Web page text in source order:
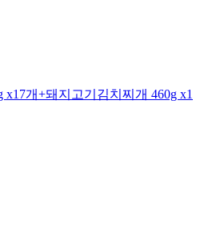
개+돼지고기김치찌개 460g x1